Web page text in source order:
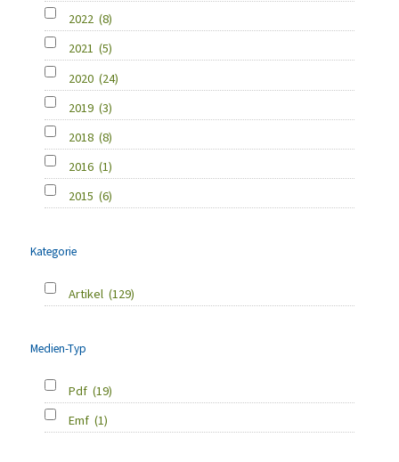
2022 (8)
2021 (5)
2020 (24)
2019 (3)
2018 (8)
2016 (1)
2015 (6)
Kategorie
Artikel (129)
Medien-Typ
Pdf (19)
Emf (1)